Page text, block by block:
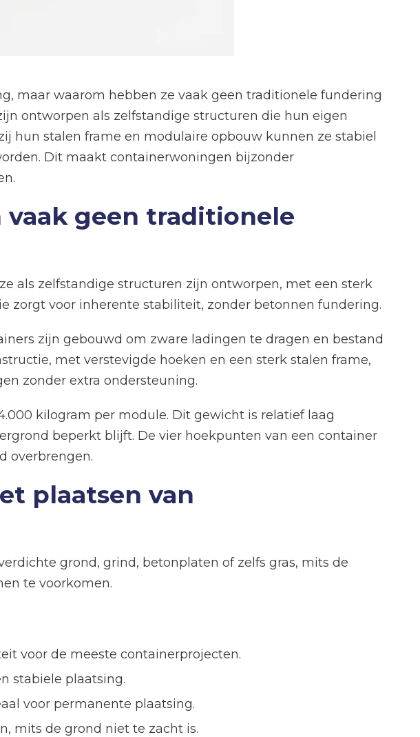
maar waarom hebben ze vaak geen traditionele fundering
ontworpen als zelfstandige structuren die hun eigen
hun stalen frame en modulaire opbouw kunnen ze stabiel
Dit maakt containerwoningen bijzonder
geen traditionele
als zelfstandige structuren zijn ontworpen, met een sterk
zorgt voor inherente stabiliteit, zonder betonnen fundering.
zijn gebouwd om zware ladingen te dragen en bestand
met verstevigde hoeken en een sterk stalen frame,
zonder extra ondersteuning.
kilogram per module. Dit gewicht is relatief laag
beperkt blijft. De vier hoekpunten van een container
overbrengen.
plaatsen van
grond, grind, betonplaten of zelfs gras, mits de
te voorkomen.
voor de meeste containerprojecten.
stabiele plaatsing.
voor permanente plaatsing.
mits de grond niet te zacht is.